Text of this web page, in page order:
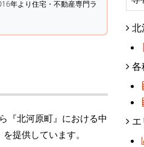
年より住宅・不動産専門ラ
『北河原町』における中
提供しています。
北
各